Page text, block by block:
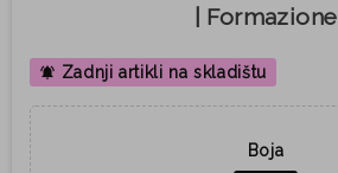
| Formazione
notifications_active Zadnji artikli na skladištu
Boja